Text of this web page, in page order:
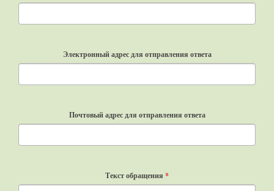
Электронный адрес для отправления ответа
Почтовый адрес для отправления ответа
Текст обращения *